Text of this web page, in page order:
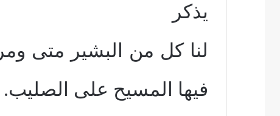
يذكر
لنا كل من البشير متى
فيها المسيح على الصليب.